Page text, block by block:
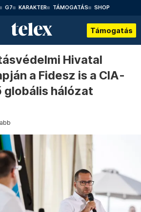
G7 KARAKTER TÁMOGATÁS SHOP
Támogatás
Hivatal
a Fidesz is a CIA-
globális hálózat